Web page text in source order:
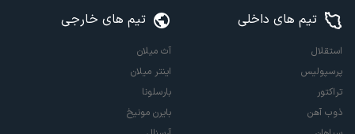
تیم های داخلی
استقلال
پرسپولیس
تراکتور
ذوب آهن
تیم های خارجی
آث میلان
اینتر میلان
بارسلونا
بایرن مونیخ